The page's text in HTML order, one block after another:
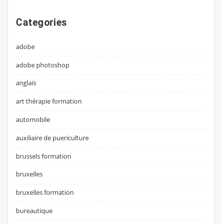
Categories
adobe
adobe photoshop
anglais
art thérapie formation
automobile
auxiliaire de puericulture
brussels formation
bruxelles
bruxelles formation
bureautique